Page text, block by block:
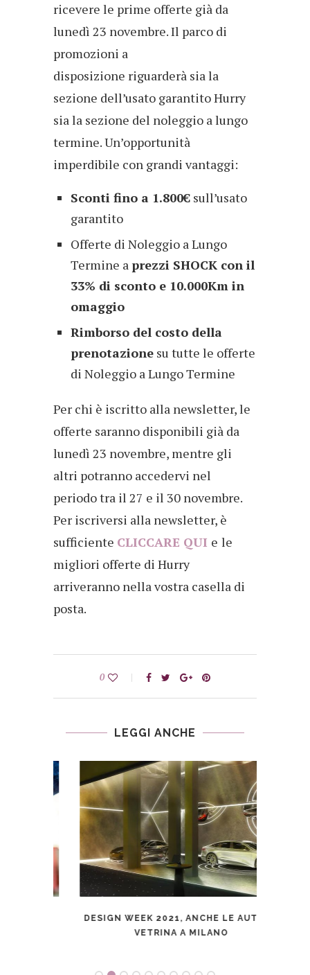
ricevere le prime offerte già da
lunedì 23 novembre. Il parco di
promozioni a
disposizione riguarderà sia la
sezione dell’usato garantito Hurry
sia la sezione del noleggio a lungo
termine. Un’opportunità
imperdibile con grandi vantaggi:
Sconti fino a 1.800€ sull’usato
garantito
Offerte di Noleggio a Lungo
Termine a prezzi SHOCK con il
33% di sconto e 10.000Km in
omaggio
Rimborso del costo della
prenotazione su tutte le offerte
di Noleggio a Lungo Termine
Per chi è iscritto alla newsletter, le
offerte saranno disponibili già da
lunedì 23 novembre, mentre gli
altri potranno accedervi nel
periodo tra il 27 e il 30 novembre.
Per iscriversi alla newsletter, è
sufficiente CLICCARE QUI e le
migliori offerte di Hurry
arriveranno nella vostra casella di
posta.
0
LEGGI ANCHE
DESIGN WEEK 2021, ANCHE LE AUTO IN
VETRINA A MILANO